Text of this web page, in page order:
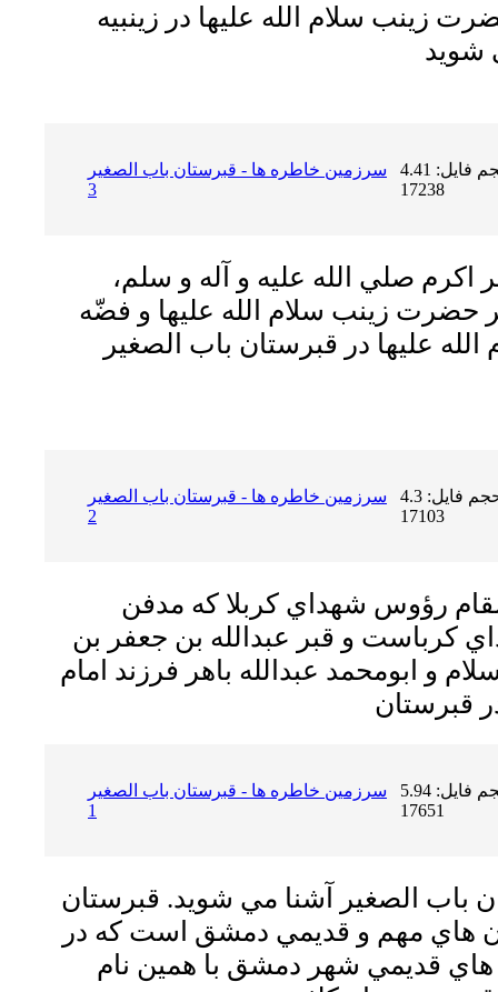
زينب سلام الله عليها در زينبيه
سرزمين خاطره ها - قبرستان باب الصغير
3
حجم فایل: 4.41 MB | دریافت ها:
17238
اكرم صلي الله عليه و آله و سلم،
حضرت زينب سلام الله عليها و فضّه
عليها در قبرستان باب الصغير
سرزمين خاطره ها - قبرستان باب الصغير
2
حجم فایل: 4.3 MB | دریافت ها:
17103
رؤوس شهداي كربلا كه مدفن
كرباست و قبر عبدالله بن جعفر بن
و ابومحمد عبدالله باهر فرزند امام
سرزمين خاطره ها - قبرستان باب الصغير
1
حجم فایل: 5.94 MB | دریافت ها:
17651
باب الصغير آشنا مي شويد. قبرستان
هاي مهم و قديمي دمشق است كه در
هاي قديمي شهر دمشق با همين نام